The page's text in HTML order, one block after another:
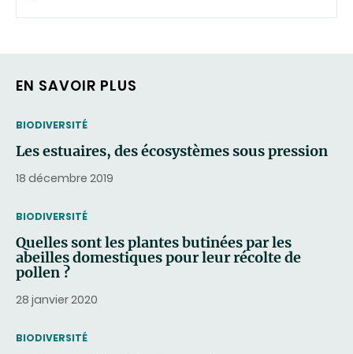
EN SAVOIR PLUS
THEMATIC
BIODIVERSITÉ
Les estuaires, des écosystèmes sous pression
18 décembre 2019
THEMATIC
BIODIVERSITÉ
Quelles sont les plantes butinées par les
abeilles domestiques pour leur récolte de
pollen ?
28 janvier 2020
THEMATIC
BIODIVERSITÉ